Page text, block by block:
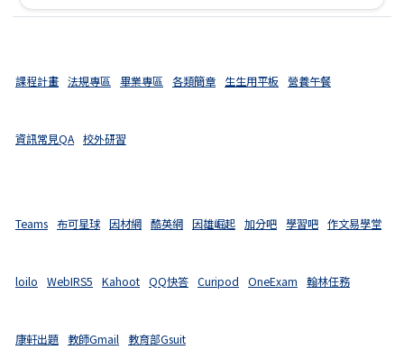
課程計畫 法規專區 畢業專區 各類簡章 生生用平板 營養午餐
資訊常見QA 校外研習
Teams 布可星球 因材網 酷英網 因雄崛起 加分吧 學習吧 作文易學堂
loilo WebIRS5 Kahoot QQ快答 Curipod OneExam 翰林任務
康軒出題 教師Gmail 教育部Gsuit